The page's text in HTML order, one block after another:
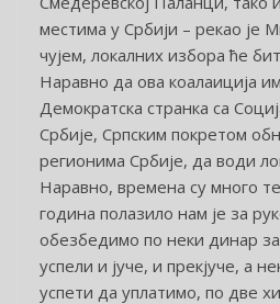
местима у Србији – рекао је
чујем, локалних избора ће
Наравно да ова коалаиција
Демократска странка са
Србије, Српским покретом
регионима Србије, да води
Наравно, времена су много
година полазило нам је за
обезбедимо по неки динар
успели и јуче, и прекјуче, а
успети да уплатимо, по две